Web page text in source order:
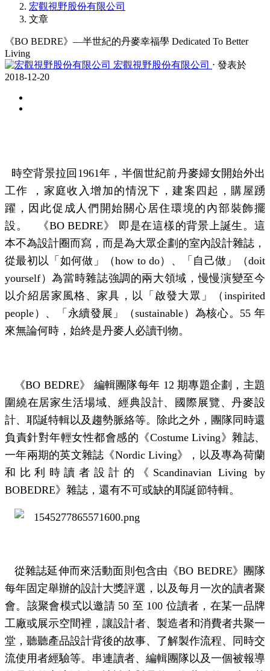
宏觀視野股份有限公司
文章
《BO BEDRE》—半世紀的丹麥幸福學 Dedicated To Better
Living
宏觀視野股份有限公司 ⋅ 發表於
2018-12-20
時空背景拉回 1961年， 半個 世紀前丹麥婦女開始外出
工作
，家庭收入增加的情況下，建案四起，購屋踴
躍，因此促成人們開始關心居住環境的內部裝飾擺
設。
《BO BEDRE 》
即是在這樣的背景上誕生。這
本不為設計圈而寫，而是為大眾企劃的室內設計雜誌，
從最初以「如何做」（how to do）、「自己做」（doit
yourself ）為當時雜誌強調的兩大領域，慢慢演變至今
以介紹居家風格、家具，以「啟發大眾」（ inspirited
people ）、「永續發展」（sustainable ）為核心。 55年
來無論何時，始終是丹麥人必讀刊物。
《BO BEDRE》 編輯團隊每年 12 期專題企劃，主題
圍繞在居家生活場域、經典設計、國際展覽、丹麥設
計、耶誕特輯以及趨勢脈絡等。除此之外，團隊同時還
負責針對年輕女性都會感的《Costume Living 》雜誌、
一年兩期的英文雜誌《Nordic Living》，以及專為荷蘭
和比利時讀者設計的《 Scandinavian Living by
BOBEDRE》雜誌，還有不可或缺的耶誕節特輯。
從雜誌延伸而來活動面則包含由《BO BEDRE》團隊
每年固定舉辦的設計大獎評選，以及每月一次的讀者聚
會。該聚會模式以邀請 50 至 100 位讀者，在某一品牌
工廠或展示空間裡，讓設計者、製造者和消費者共聚一
堂，聽聽產品設計背後的故事、了解製作流程、同時交
流使用者經驗等。串連讀者、編輯團隊以及一個被報導